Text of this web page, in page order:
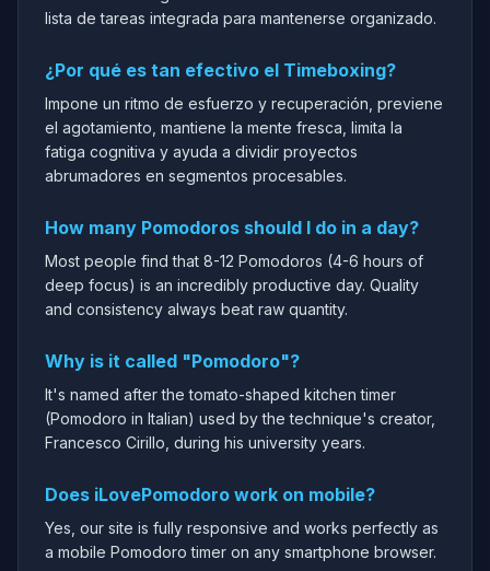
lista de tareas integrada para mantenerse organizado.
¿Por qué es tan efectivo el Timeboxing?
Impone un ritmo de esfuerzo y recuperación, previene
el agotamiento, mantiene la mente fresca, limita la
fatiga cognitiva y ayuda a dividir proyectos
abrumadores en segmentos procesables.
How many Pomodoros should I do in a day?
Most people find that 8-12 Pomodoros (4-6 hours of
deep focus) is an incredibly productive day. Quality
and consistency always beat raw quantity.
Why is it called "Pomodoro"?
It's named after the tomato-shaped kitchen timer
(Pomodoro in Italian) used by the technique's creator,
Francesco Cirillo, during his university years.
Does iLovePomodoro work on mobile?
Yes, our site is fully responsive and works perfectly as
a mobile Pomodoro timer on any smartphone browser.